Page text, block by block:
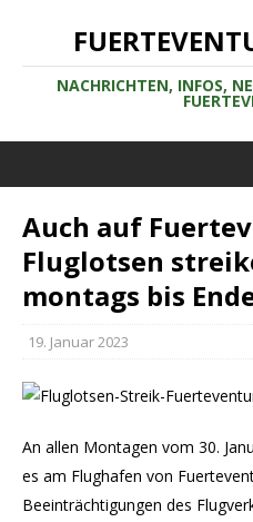
NACHRICHTEN, INFOS,
Auch auf
Fluglotsen
montags bis
19. Januar 2023
An allen Montagen vom 30.
es am Flughafen von
Beeinträchtigungen des